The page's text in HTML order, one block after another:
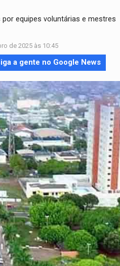
equipes voluntárias e mestres
de 2025 às 10:45
a gente no Google News